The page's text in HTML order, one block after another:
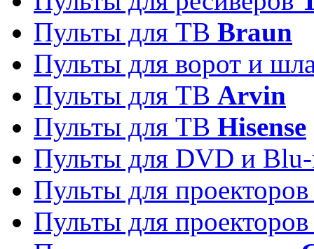
Пульты для ТВ Braun
Пульты для ворот и
Пульты для ТВ Arvin
Пульты для ТВ Hisense
Пульты для DVD и
Пульты для
Пульты для